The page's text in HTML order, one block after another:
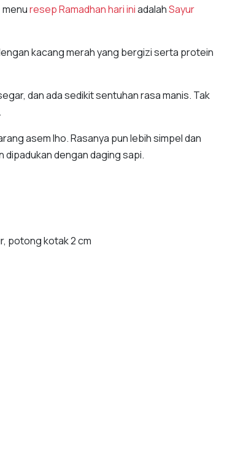
resep Ramadhan hari iniadalahSayur
kacang merah yang bergizi serta protein
dan ada sedikit sentuhan rasa manis. Tak
asem lho. Rasanya pun lebih simpel dan
dipadukan dengan daging sapi.
potong kotak 2 cm